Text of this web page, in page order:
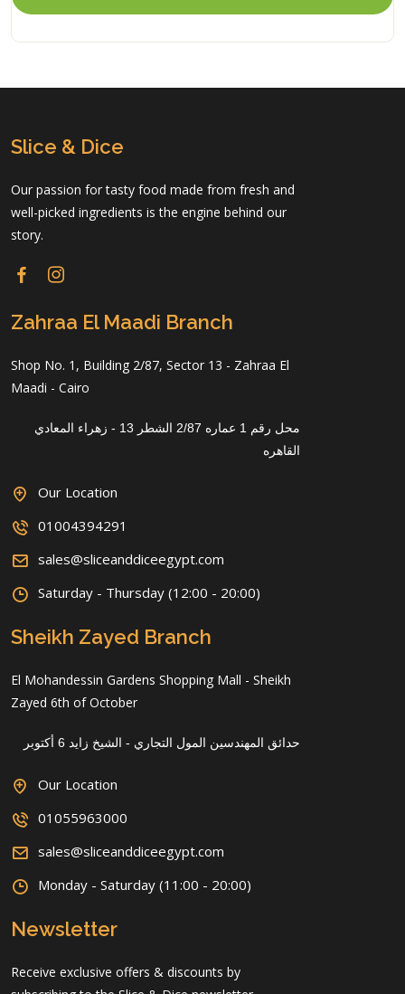
Slice & Dice
Our passion for tasty food made from fresh and
well-picked ingredients is the engine behind our
story.
Zahraa El Maadi Branch
Shop No. 1, Building 2/87, Sector 13 - Zahraa El
Maadi - Cairo
محل رقم 1 عماره 2/87 الشطر 13 - زهراء المعادي
القاهره
Our Location
01004394291
sales@sliceanddiceegypt.com
Saturday - Thursday (12:00 - 20:00)
Sheikh Zayed Branch
El Mohandessin Gardens Shopping Mall - Sheikh
Zayed 6th of October
حدائق المهندسين المول التجاري - الشيخ زايد 6 أكتوبر
Our Location
01055963000
sales@sliceanddiceegypt.com
Monday - Saturday (11:00 - 20:00)
Newsletter
Receive exclusive offers & discounts by